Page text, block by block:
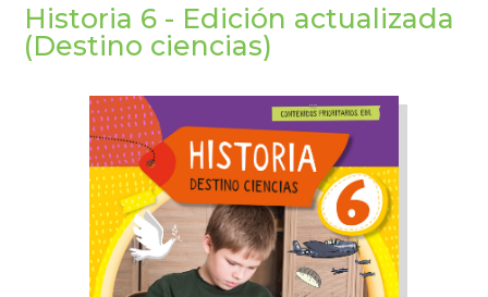
Historia 6 - Edición actualizada
(Destino ciencias)